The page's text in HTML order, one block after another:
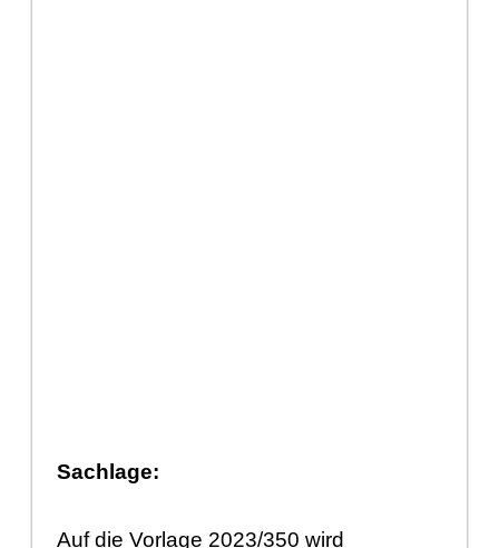
Sachlage:
Auf die Vorlage 2023/350 wird